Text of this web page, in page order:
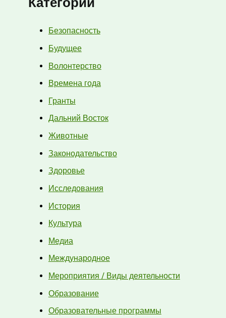
Безопасность
Будущее
Волонтерство
Времена года
Гранты
Дальний Восток
Животные
Законодательство
Здоровье
Исследования
История
Культура
Медиа
Международное
Мероприятия / Виды деятельности
Образование
Образовательные программы